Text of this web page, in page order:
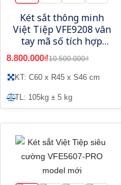
Két sắt thông minh
Việt Tiệp VFE9208 vân
tay mã số tích hợp
app điện thoại
8.800.000₫10.500.000₫
KT: C60 x R45 x S46 cm
TL: 105kg ± 5 kg